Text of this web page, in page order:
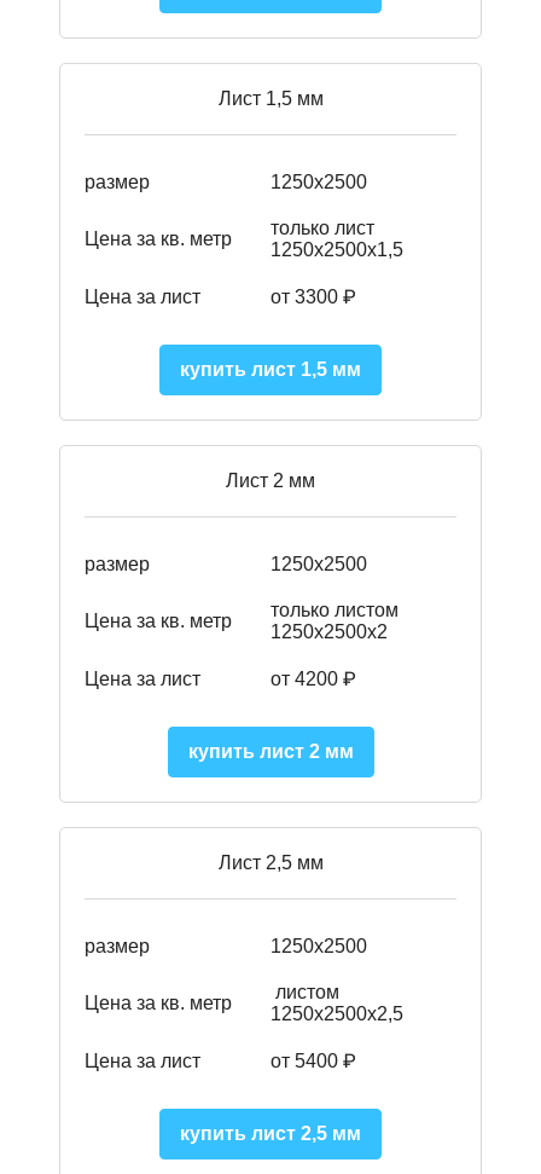
Лист 1,5 мм
размер 1250х2500
Цена за кв. метр
только лист
1250х2500х1,5
Цена за лист от 3300 ₽
купить лист 1,5 мм
Лист 2 мм
размер 1250х2500
Цена за кв. метр
только листом
1250х2500х2
Цена за лист от 4200 ₽
купить лист 2 мм
Лист 2,5 мм
размер 1250х2500
Цена за кв. метр
листом
1250х2500х2,5
Цена за лист от 5400 ₽
купить лист 2,5 мм